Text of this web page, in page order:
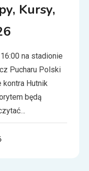
Kursy,
na stadionie
Pucharu Polski
Hutnik
będą